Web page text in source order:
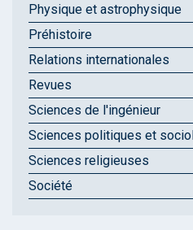
Physique et astrophysique
Préhistoire
Relations internationales
Revues
Sciences de l'ingénieur
Sciences politiques et
Sciences religieuses
Société